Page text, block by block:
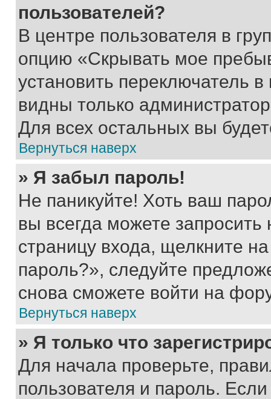
пользователей?
В центре пользователя в
опцию «Скрывать мое
установить переключатель
видны только
Для всех остальных вы
Вернуться наверх
» Я забыл пароль!
Не паникуйте! Хоть ваш
вы всегда можете
страницу входа, щелкните
пароль?», следуйте
снова сможете войти на
Вернуться наверх
» Я только что
Для начала проверьте,
пользователя и пароль.